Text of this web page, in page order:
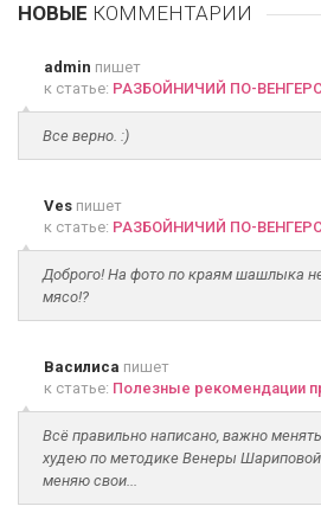
НОВЫЕ КОММЕНТАРИИ
admin пишет
к статье: РАЗБОЙНИЧИЙ ПО-
Все верно. :)
Ves пишет
к статье: РАЗБОЙНИЧИЙ ПО-
Доброго! На фото по краям шашлыка не
мясо!?
Василиса пишет
к статье: Полезные рекомендации
Всё правильно написано, важно
худею по методике Венеры
меняю свои...